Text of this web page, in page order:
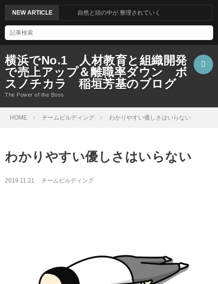
横浜でNo.1 人材教育と組織開発
で売上アップ＆離職率ダウン ボ
スノチカラ 稲垣芳基のブログ
The Power of the Boss
NEW ARTICLE 自然と頭の中が 整理されていく
HOME チームビルディング わかりやすい優しさはいらない
わかりやすい優しさはいらない
2019.11.21 チームビルディング